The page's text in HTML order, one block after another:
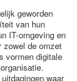
geworden
van hun
IT-omgeving en
zowel de omzet
vormen digitale
waar